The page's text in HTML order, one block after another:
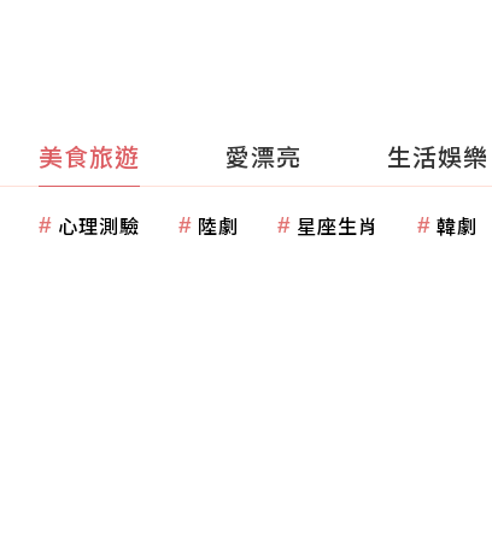
美食旅遊 愛漂亮 生活娛樂
心理測驗 陸劇 星座生肖 韓劇